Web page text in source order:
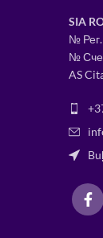
SIA
№ Рег.
№
AS